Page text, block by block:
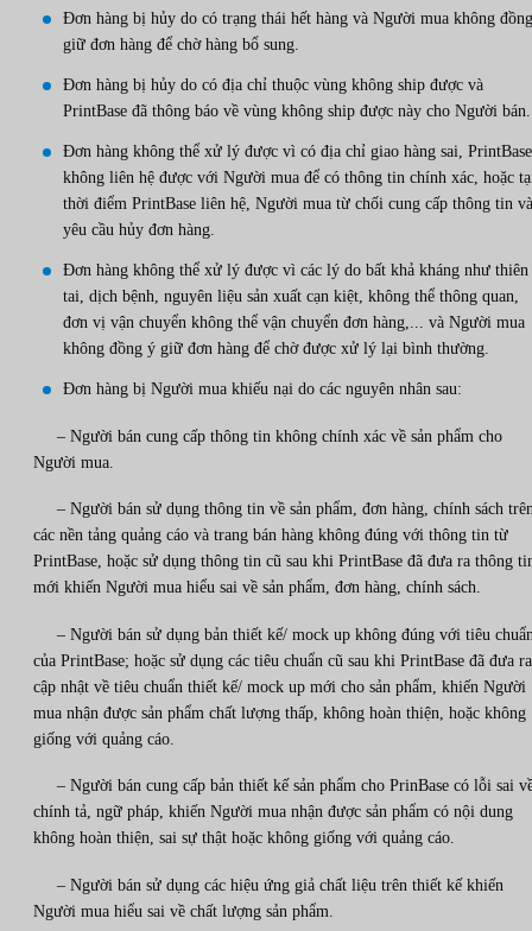
Đơn hàng bị hủy do có trạng thái hết hàng và Người mua không
giữ đơn hàng để chờ hàng bổ sung.
Đơn hàng bị hủy do có địa chỉ thuộc vùng không ship được và
PrintBase đã thông báo về vùng không ship được này cho Người bán.
Đơn hàng không thể xử lý được vì có địa chỉ giao hàng sai, PrintBase
không liên hệ được với Người mua để có thông tin chính xác, hoặc
thời điểm PrintBase liên hệ, Người mua từ chối cung cấp thông tin và
yêu cầu hủy đơn hàng.
Đơn hàng không thể xử lý được vì các lý do bất khả kháng như thiên
tai, dịch bệnh, nguyên liệu sản xuất cạn kiệt, không thể thông quan,
đơn vị vận chuyển không thể vận chuyển đơn hàng,... và Người mua
không đồng ý giữ đơn hàng để chờ được xử lý lại bình thường.
Đơn hàng bị Người mua khiếu nại do các nguyên nhân sau:
– Người bán cung cấp thông tin không chính xác về sản phẩm cho
Người mua.
– Người bán sử dụng thông tin về sản phẩm, đơn hàng, chính sách
các nền tảng quảng cáo và trang bán hàng không đúng với thông tin từ
PrintBase, hoặc sử dụng thông tin cũ sau khi PrintBase đã đưa ra thông
mới khiến Người mua hiểu sai về sản phẩm, đơn hàng, chính sách.
– Người bán sử dụng bản thiết kế/ mock up không đúng với tiêu
của PrintBase; hoặc sử dụng các tiêu chuẩn cũ sau khi PrintBase đã đưa ra
cập nhật về tiêu chuẩn thiết kế/ mock up mới cho sản phẩm, khiến Người
mua nhận được sản phẩm chất lượng thấp, không hoàn thiện, hoặc không
giống với quảng cáo.
– Người bán cung cấp bản thiết kế sản phẩm cho PrinBase có lỗi sai
chính tả, ngữ pháp, khiến Người mua nhận được sản phẩm có nội dung
không hoàn thiện, sai sự thật hoặc không giống với quảng cáo.
– Người bán sử dụng các hiệu ứng giả chất liệu trên thiết kế khiến
Người mua hiểu sai về chất lượng sản phẩm.